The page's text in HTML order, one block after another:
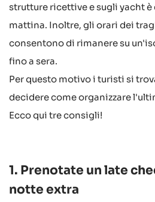
strutture ricettive e sugli yacht è
mattina. Inoltre, gli orari dei
consentono di rimanere su
fino a sera.
Per questo motivo i turisti si
decidere come organizzare
Ecco qui tre consigli!
1. Prenotate un late
notte extra